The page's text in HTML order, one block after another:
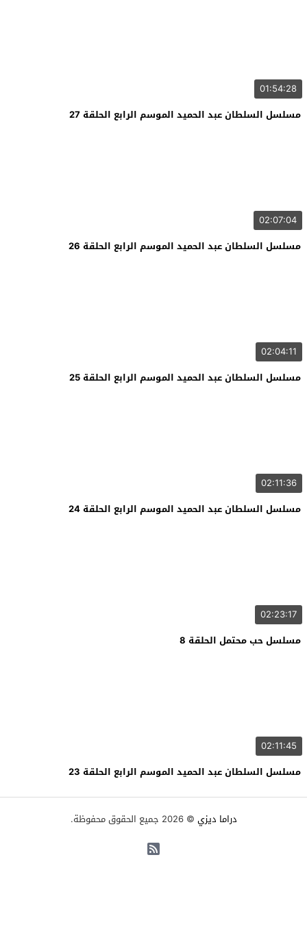
01:54:28
مسلسل السلطان عبد الحميد الموسم الرابع الحلقة 27
02:07:04
مسلسل السلطان عبد الحميد الموسم الرابع الحلقة 26
02:04:11
مسلسل السلطان عبد الحميد الموسم الرابع الحلقة 25
02:11:36
مسلسل السلطان عبد الحميد الموسم الرابع الحلقة 24
02:23:17
مسلسل حب محتمل الحلقة 8
02:11:45
مسلسل السلطان عبد الحميد الموسم الرابع الحلقة 23
دراما ديزي © 2026 جميع الحقوق محفوظة.